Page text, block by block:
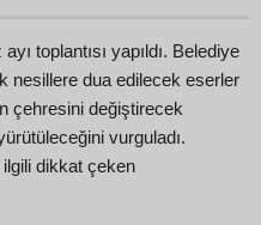
toplantısı yapıldı. Belediye
nesillere dua edilecek eserler
çehresini değiştirecek
vurguladı.
ilgili dikkat çeken